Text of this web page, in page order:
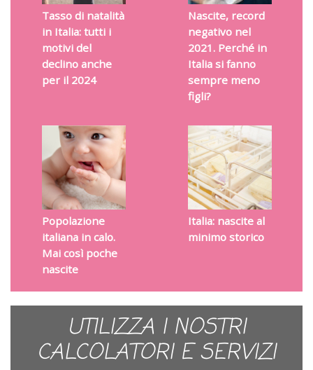
Tasso di natalità
in Italia: tutti i
motivi del
declino anche
per il 2024
Nascite, record
negativo nel
2021. Perché in
Italia si fanno
sempre meno
figli?
Popolazione
italiana in calo.
Mai così poche
nascite
Italia: nascite al
minimo storico
UTILIZZA I NOSTRI
CALCOLATORI E SERVIZI